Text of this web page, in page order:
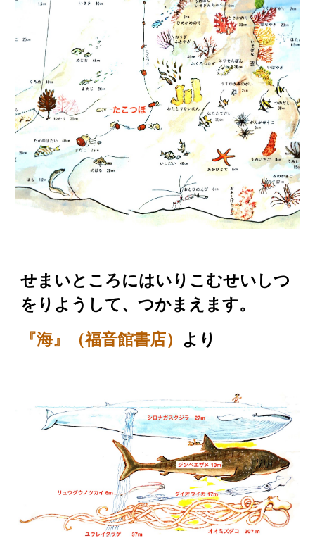
せまいところにはいりこむせいしつ
をりようして、つかまえます。
『海』（福音館書店） より